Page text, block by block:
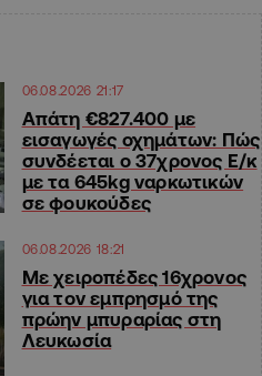
06.08.2026 21:17
Απάτη €827.400 με
εισαγωγές οχημάτων: Πώς
συνδέεται ο 37χρονος Ε/κ
με τα 645kg ναρκωτικών
σε φουκούδες
06.08.2026 18:21
Με χειροπέδες 16χρονος
για τον εμπρησμό της
πρώην μπυραρίας στη
Λευκωσία